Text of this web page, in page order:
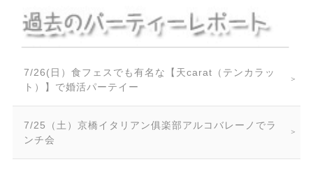
7/26(日）食フェスでも有名な【天carat（テンカラッ
ト）】で婚活パーテイー
7/25（土）京橋イタリアン俱楽部アルコバレーノでラ
ンチ会